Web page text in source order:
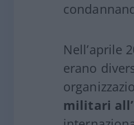
Nell’aprile
erano
militari